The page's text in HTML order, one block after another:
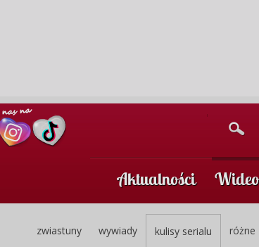
Aktualności Wideo
różne
kulisy serialu
wywiady
zwiastuny